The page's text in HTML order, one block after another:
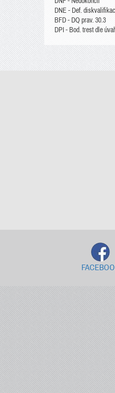
DNE - Def.
BFD - DQ prav. 30.3
DPI - Bod. trest dle